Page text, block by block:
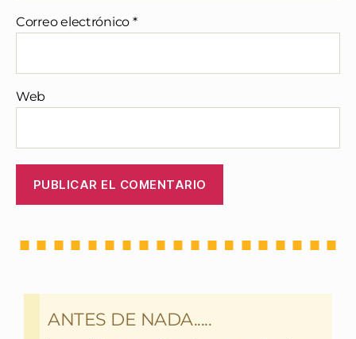
Correo electrónico *
Web
ANTES DE NADA.....